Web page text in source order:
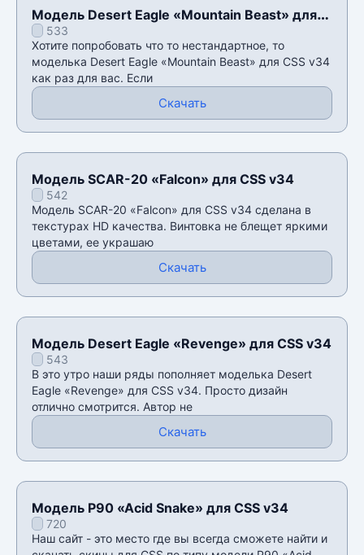
Модель Desert Eagle «Mountain Beast» для
CSS v34
533
Хотите попробовать что то нестандартное, то
моделька Desert Eagle «Mountain Beast» для CSS v34
как раз для вас. Если
Скачать
Модель SCAR-20 «Falcon» для CSS v34
542
Модель SCAR-20 «Falcon» для CSS v34 сделана в
текстурах HD качества. Винтовка не блещет яркими
цветами, ее украшаю
Скачать
Модель Desert Eagle «Revenge» для CSS v34
543
В это утро наши ряды пополняет моделька Desert
Eagle «Revenge» для CSS v34. Просто дизайн
отлично смотрится. Автор не
Скачать
Модель P90 «Acid Snake» для CSS v34
720
Наш сайт - это место где вы всегда сможете найти и